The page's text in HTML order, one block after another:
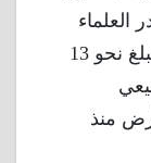
مبنى و قدر العلماء
أن كتلة “نيزك تشيليابينسك” كانت تبلغ نحو 13
منذ